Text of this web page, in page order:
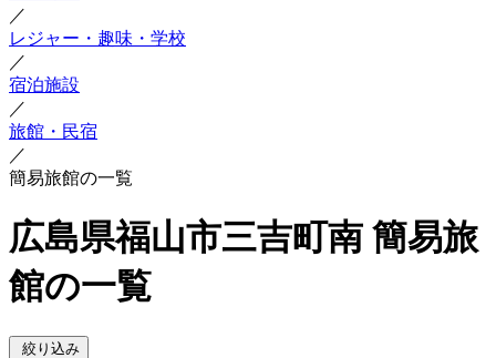
／
レジャー・趣味・学校
／
宿泊施設
／
旅館・民宿
／
簡易旅館の一覧
広島県福山市三吉町南 簡易旅
館の一覧
絞り込み